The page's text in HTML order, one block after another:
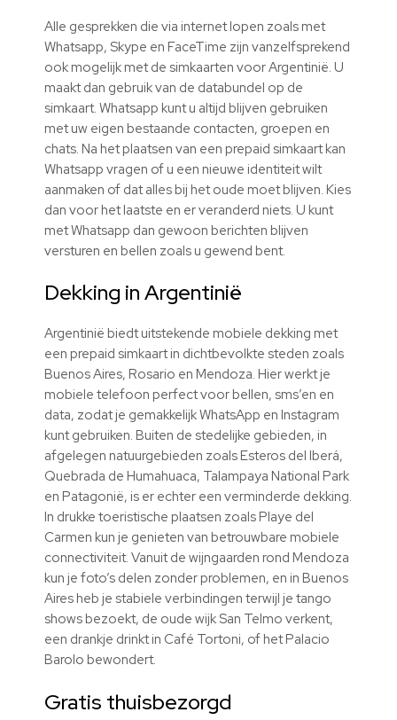
Alle gesprekken die via internet lopen zoals met
Whatsapp, Skype en FaceTime zijn vanzelfsprekend
ook mogelijk met de simkaarten voor Argentinië. U
maakt dan gebruik van de databundel op de
simkaart. Whatsapp kunt u altijd blijven gebruiken
met uw eigen bestaande contacten, groepen en
chats. Na het plaatsen van een prepaid simkaart kan
Whatsapp vragen of u een nieuwe identiteit wilt
aanmaken of dat alles bij het oude moet blijven. Kies
dan voor het laatste en er veranderd niets. U kunt
met Whatsapp dan gewoon berichten blijven
versturen en bellen zoals u gewend bent.
Dekking in Argentinië
Argentinië biedt uitstekende mobiele dekking met
een prepaid simkaart in dichtbevolkte steden zoals
Buenos Aires, Rosario en Mendoza. Hier werkt je
mobiele telefoon perfect voor bellen, sms’en en
data, zodat je gemakkelijk WhatsApp en Instagram
kunt gebruiken. Buiten de stedelijke gebieden, in
afgelegen natuurgebieden zoals Esteros del Iberá,
Quebrada de Humahuaca, Talampaya National Park
en Patagonië, is er echter een verminderde dekking.
In drukke toeristische plaatsen zoals Playe del
Carmen kun je genieten van betrouwbare mobiele
connectiviteit. Vanuit de wijngaarden rond Mendoza
kun je foto’s delen zonder problemen, en in Buenos
Aires heb je stabiele verbindingen terwijl je tango
shows bezoekt, de oude wijk San Telmo verkent,
een drankje drinkt in Café Tortoni, of het Palacio
Barolo bewondert.
Gratis thuisbezorgd